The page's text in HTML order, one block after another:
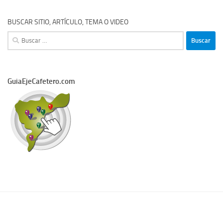
BUSCAR SITIO, ARTÍCULO, TEMA O VIDEO
Buscar:
GuiaEjeCafetero.com